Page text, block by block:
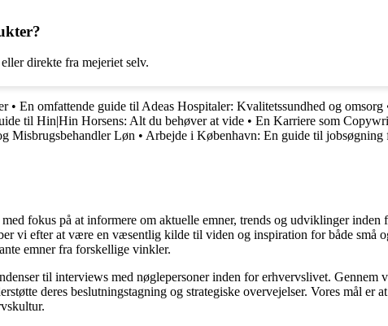
direkte fra mejeriet selv.
• En omfattende guide til Adeas Hospitaler: Kvalitetssundhed og omsorg
til Hin|Hin Horsens: Alt du behøver at vide • En Karriere som
Misbrugsbehandler Løn • Arbejde i København: En guide til
fokus på at informere om aktuelle emner, trends og udviklinger
vi efter at være en væsentlig kilde til viden og inspiration for både små
emner fra forskellige vinkler.
til interviews med nøglepersoner inden for erhvervslivet. Gennem
deres beslutningstagning og strategiske overvejelser. Vores mål er